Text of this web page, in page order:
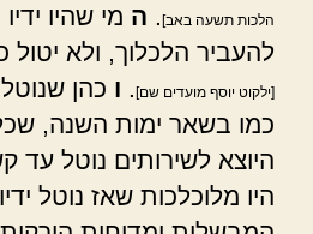
הלכות תשעה באב] ה מי שהיו
להעביר הלכלוך, ולא יטול
[ילקוט יוסף מועדים שם] ו כהן
כמו בשאר ימות השנה,
היוצא לשירותים נוטל עד
היו מלוכלכות שאז נוטל